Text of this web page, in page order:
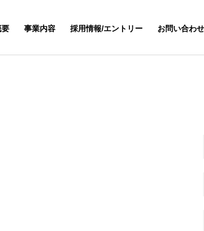
要 事業内容 採用情報/エントリー お問い合わせ